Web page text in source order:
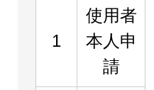
1
使用者
本人申
請